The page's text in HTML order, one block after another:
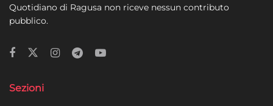
Garantire la sicurezza, prevenire e
Salvare e comunicare le scelte sulla
Quotidiano di Ragusa non riceve nessun contributo
pubblico.
Sezioni